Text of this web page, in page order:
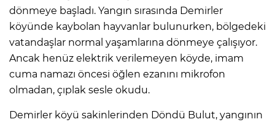
dönmeye başladı. Yangın sırasında Demirler
köyünde kaybolan hayvanlar bulunurken, bölgedeki
vatandaşlar normal yaşamlarına dönmeye çalışıyor.
Ancak henüz elektrik verilemeyen köyde, imam
cuma namazı öncesi öğlen ezanını mikrofon
olmadan, çıplak sesle okudu.
Demirler köyü sakinlerinden Döndü Bulut, yangının